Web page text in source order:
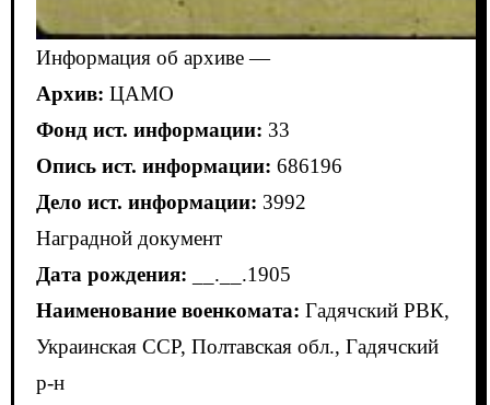
Информация об архиве —
Архив: ЦАМО
Фонд ист. информации: 33
Опись ист. информации: 686196
Дело ист. информации: 3992
Наградной документ
Дата рождения: __.__.1905
Наименование военкомата: Гадячский РВК,
Украинская ССР, Полтавская обл., Гадячский
р-н